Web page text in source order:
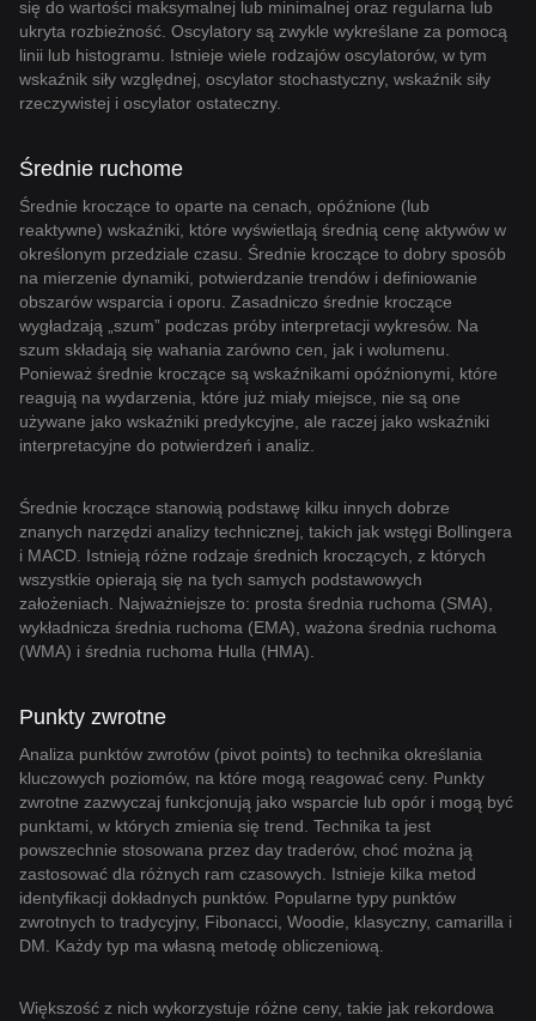
się do wartości maksymalnej lub minimalnej oraz regularna lub
ukryta rozbieżność. Oscylatory są zwykle wykreślane za pomocą
linii lub histogramu. Istnieje wiele rodzajów oscylatorów, w tym
wskaźnik siły względnej, oscylator stochastyczny, wskaźnik siły
rzeczywistej i oscylator ostateczny.
Średnie ruchome
Średnie kroczące to oparte na cenach, opóźnione (lub
reaktywne) wskaźniki, które wyświetlają średnią cenę aktywów w
określonym przedziale czasu. Średnie kroczące to dobry sposób
na mierzenie dynamiki, potwierdzanie trendów i definiowanie
obszarów wsparcia i oporu. Zasadniczo średnie kroczące
wygładzają „szum” podczas próby interpretacji wykresów. Na
szum składają się wahania zarówno cen, jak i wolumenu.
Ponieważ średnie kroczące są wskaźnikami opóźnionymi, które
reagują na wydarzenia, które już miały miejsce, nie są one
używane jako wskaźniki predykcyjne, ale raczej jako wskaźniki
interpretacyjne do potwierdzeń i analiz.
Średnie kroczące stanowią podstawę kilku innych dobrze
znanych narzędzi analizy technicznej, takich jak wstęgi Bollingera
i MACD. Istnieją różne rodzaje średnich kroczących, z których
wszystkie opierają się na tych samych podstawowych
założeniach. Najważniejsze to: prosta średnia ruchoma (SMA),
wykładnicza średnia ruchoma (EMA), ważona średnia ruchoma
(WMA) i średnia ruchoma Hulla (HMA).
Punkty zwrotne
Analiza punktów zwrotów (pivot points) to technika określania
kluczowych poziomów, na które mogą reagować ceny. Punkty
zwrotne zazwyczaj funkcjonują jako wsparcie lub opór i mogą być
punktami, w których zmienia się trend. Technika ta jest
powszechnie stosowana przez day traderów, choć można ją
zastosować dla różnych ram czasowych. Istnieje kilka metod
identyfikacji dokładnych punktów. Popularne typy punktów
zwrotnych to tradycyjny, Fibonacci, Woodie, klasyczny, camarilla i
DM. Każdy typ ma własną metodę obliczeniową.
Większość z nich wykorzystuje różne ceny, takie jak rekordowa